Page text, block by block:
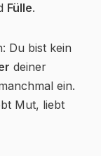
Fülle.
Du bist kein
deiner
ein.
Mut, liebt